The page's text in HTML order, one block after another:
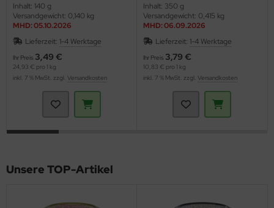
Inhalt: 140 g
Versandgewicht: 0,140 kg
MHD: 05.10.2026
Lieferzeit: 1-4 Werktage
Ihr Preis 3,49 €
24,93 € pro 1 kg
inkl. 7 % MwSt. zzgl. Versandkosten
Inhalt: 350 g
Versandgewicht: 0,415 kg
MHD: 06.09.2026
Lieferzeit: 1-4 Werktage
Ihr Preis 3,79 €
10,83 € pro 1 kg
inkl. 7 % MwSt. zzgl. Versandkosten
Unsere TOP-Artikel